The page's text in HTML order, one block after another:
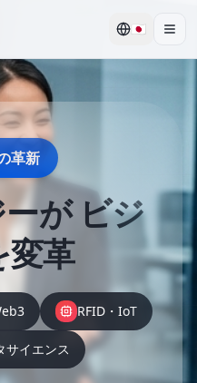
🇯🇵
革新
が ビジ
変革
RFID・IoT
サイエンス